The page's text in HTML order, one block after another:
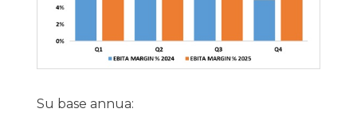
Su base annua: